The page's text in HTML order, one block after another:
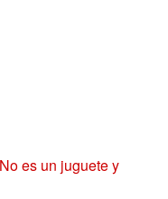
es un juguete y